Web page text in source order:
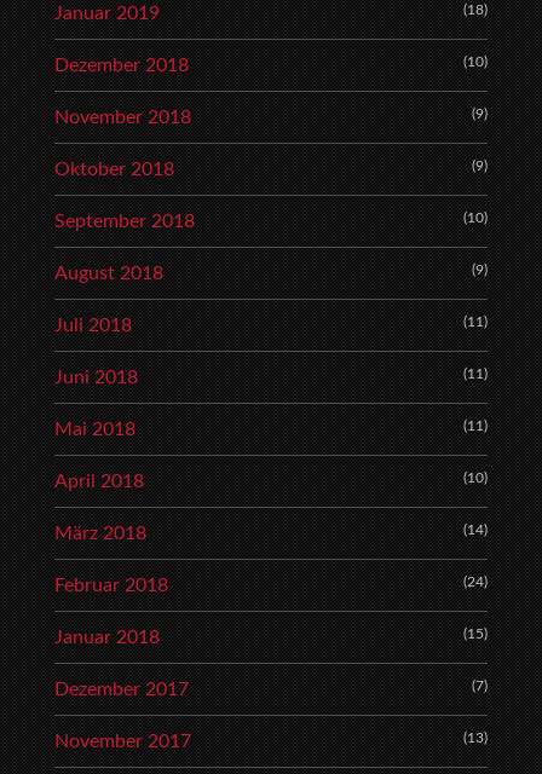
Januar 2019 (18)
Dezember 2018 (10)
November 2018 (9)
Oktober 2018 (9)
September 2018 (10)
August 2018 (9)
Juli 2018 (11)
Juni 2018 (11)
Mai 2018 (11)
April 2018 (10)
März 2018 (14)
Februar 2018 (24)
Januar 2018 (15)
Dezember 2017 (7)
November 2017 (13)